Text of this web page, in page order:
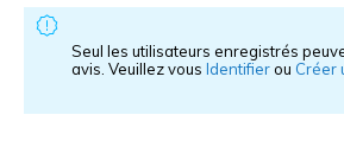
Seul les utilisateurs enregistrés
avis. Veuillez vous Identifierou Créer